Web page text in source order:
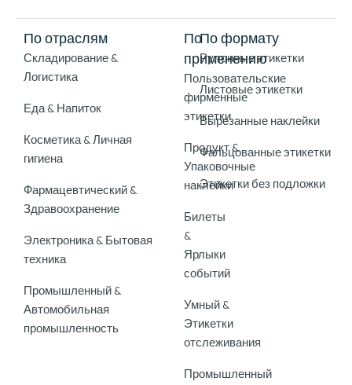
По отраслям
Складирование &
Логистика
Еда & Напиток
Косметика & Личная
гигиена
Фармацевтический &
Здравоохранение
Электроника & Бытовая
техника
Промышленный &
Автомобильная
промышленность
По
применению
Пользовательские
фирменные
этикетки
Продукт &
Упаковочные
наклейки
Билеты
&
Ярлыки
событий
Умный &
Этикетки
отслеживания
Промышленный
По формату
Рулонные этикетки
Листовые этикетки
Вырезанные наклейки
Фальцованные этикетки
Этикетки без подложки